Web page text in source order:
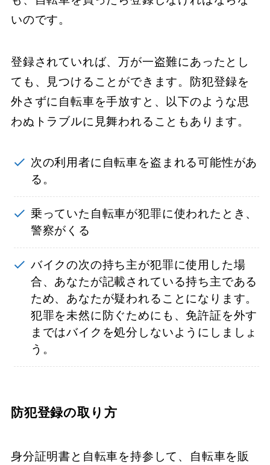
いのです。
登録されていれば、万が一盗難にあったとし
ても、見つけることができます。防犯登録を
外さずに自転車を手放すと、以下のような思
わぬトラブルに見舞われることもあります。
次の利用者に自転車を盗まれる可能性があ
る。
乗っていた自転車が犯罪に使われたとき、
警察がくる
バイクの次の持ち主が犯罪に使用した場
合、あなたが記載されている持ち主である
ため、あなたが疑われることになります。
犯罪を未然に防ぐためにも、免許証を外す
まではバイクを処分しないようにしましょ
う。
防犯登録の取り方
身分証明書と自転車を持参して、自転車を販